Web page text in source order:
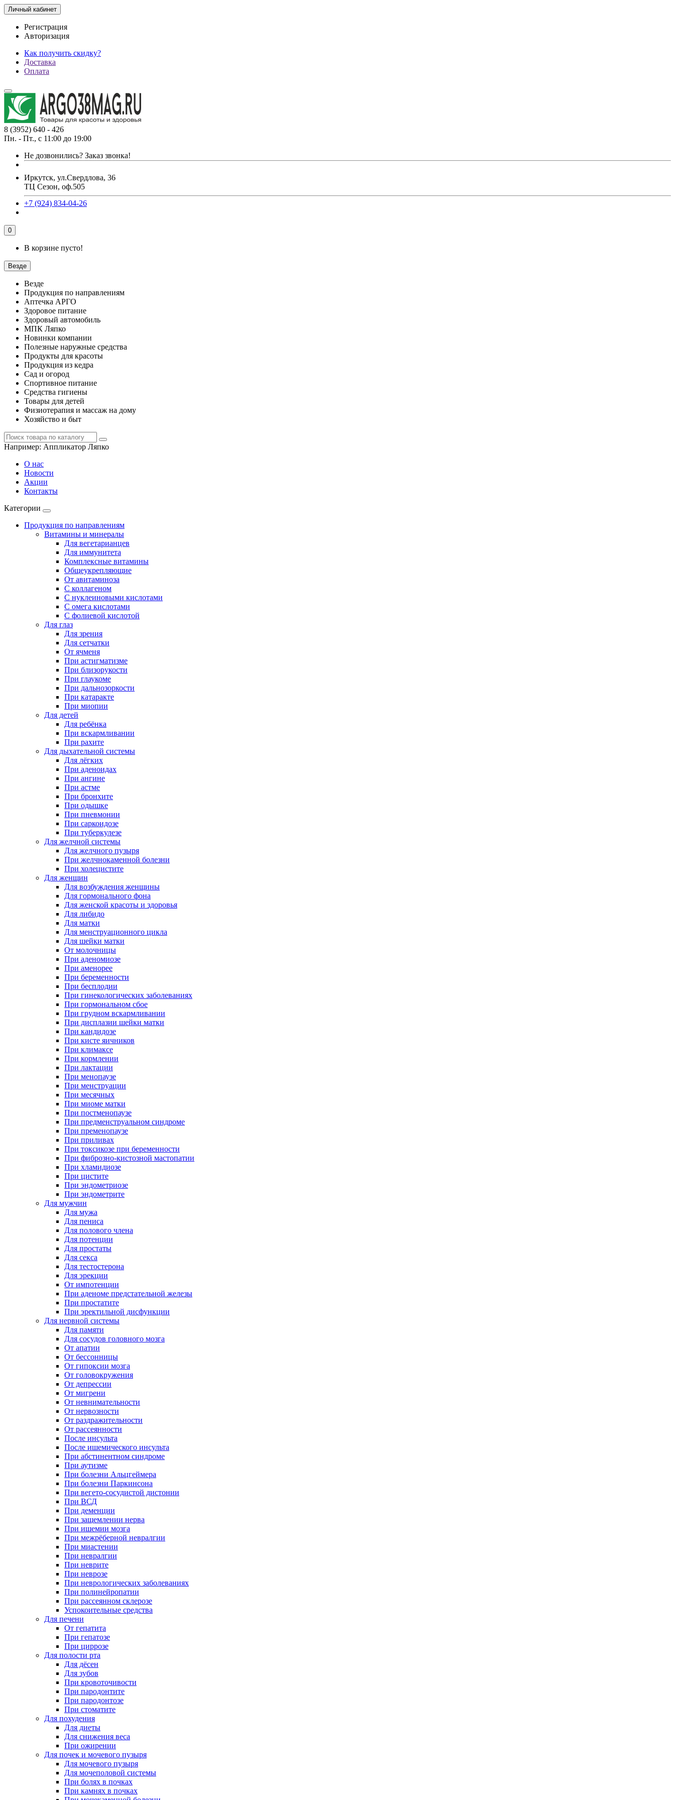
Личный кабинет
Регистрация
Авторизация
Как получить скидку?
Доставка
Оплата
8 (3952) 640 - 426
Пн. - Пт., с 11:00 до 19:00
Не дозвонились? Заказ звонка!
Иркутск, ул.Свердлова, 36
ТЦ Сезон, оф.505
+7 (924) 834-04-26
0
В корзине пусто!
Везде
Везде
Продукция по направлениям
Аптечка АРГО
Здоровое питание
Здоровый автомобиль
МПК Ляпко
Новинки компании
Полезные наружные средства
Продукты для красоты
Продукция из кедра
Сад и огород
Спортивное питание
Средства гигиены
Товары для детей
Физиотерапия и массаж на дому
Хозяйство и быт
Например: Аппликатор Ляпко
О нас
Новости
Акции
Контакты
Категории
Продукция по направлениям
Витамины и минералы
Для вегетарианцев
Для иммунитета
Комплексные витамины
Общеукрепляющие
От авитаминоза
С коллагеном
С нуклеиновыми кислотами
С омега кислотами
С фолиевой кислотой
Для глаз
Для зрения
Для сетчатки
От ячменя
При астигматизме
При близорукости
При глаукоме
При дальнозоркости
При катаракте
При миопии
Для детей
Для ребёнка
При вскармливании
При рахите
Для дыхательной системы
Для лёгких
При аденоидах
При ангине
При астме
При бронхите
При одышке
При пневмонии
При саркоидозе
При туберкулезе
Для желчной системы
Для желчного пузыря
При желчнокаменной болезни
При холецистите
Для женщин
Для возбуждения женщины
Для гормонального фона
Для женской красоты и здоровья
Для либидо
Для матки
Для менструационного цикла
Для шейки матки
От молочницы
При аденомиозе
При аменорее
При беременности
При бесплодии
При гинекологических заболеваниях
При гормональном сбое
При грудном вскармливании
При дисплазии шейки матки
При кандидозе
При кисте яичников
При климаксе
При кормлении
При лактации
При менопаузе
При менструации
При месячных
При миоме матки
При постменопаузе
При предменструальном синдроме
При пременопаузе
При приливах
При токсикозе при беременности
При фиброзно-кистозной мастопатии
При хламидиозе
При цистите
При эндометриозе
При эндометрите
Для мужчин
Для мужа
Для пениса
Для полового члена
Для потенции
Для простаты
Для секса
Для тестостерона
Для эрекции
От импотенции
При аденоме предстательной железы
При простатите
При эректильной дисфункции
Для нервной системы
Для памяти
Для сосудов головного мозга
От апатии
От бессонницы
От гипоксии мозга
От головокружения
От депрессии
От мигрени
От невнимательности
От нервозности
От раздражительности
От рассеянности
После инсульта
После ишемического инсульта
При абстинентном синдроме
При аутизме
При болезни Альцгеймера
При болезни Паркинсона
При вегето-сосудистой дистонии
При ВСД
При деменции
При защемлении нерва
При ишемии мозга
При межрёберной невралгии
При миастении
При невралгии
При неврите
При неврозе
При неврологических заболеваниях
При полинейропатии
При рассеянном склерозе
Успокоительные средства
Для печени
От гепатита
При гепатозе
При циррозе
Для полости рта
Для дёсен
Для зубов
При кровоточивости
При пародонтите
При пародонтозе
При стоматите
Для похудения
Для диеты
Для снижения веса
При ожирении
Для почек и мочевого пузыря
Для мочевого пузыря
Для мочеполовой системы
При болях в почках
При камнях в почках